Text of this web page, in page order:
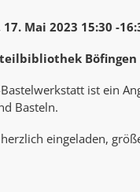
Mai 2023 15:30 -
Böfingen
ist ein
Basteln.
eingeladen,